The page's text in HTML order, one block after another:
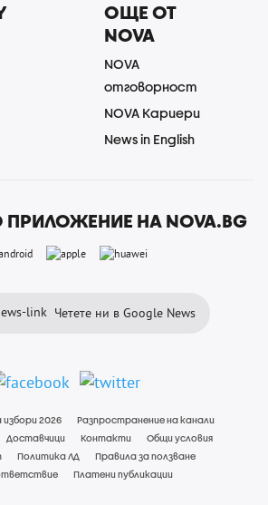
ОЩЕ ОТ
NOVA
NOVA
отговорност
NOVA Кариери
News in English
НА NOVA.BG
Четете ни в Google News
избори 2026
Разпространение на канали
Доставчици Контакти
Общи условия
Политика ЛД
Правила за ползване
Платени публикации